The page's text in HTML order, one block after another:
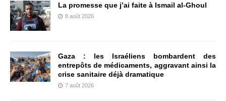
La promesse que j’ai faite à Ismail al-Ghoul
8 août 2026
Gaza : les Israéliens bombardent des
entrepôts de médicaments, aggravant ainsi la
crise sanitaire déjà dramatique
7 août 2026